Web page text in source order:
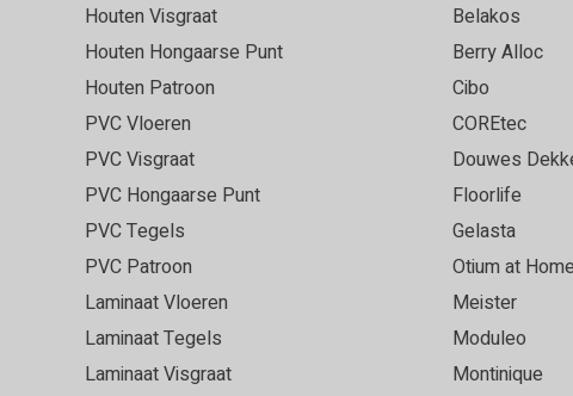
Houten Visgraat
Houten Hongaarse Punt
Houten Patroon
PVC Vloeren
PVC Visgraat
PVC Hongaarse Punt
PVC Tegels
PVC Patroon
Laminaat Vloeren
Laminaat Tegels
Laminaat Visgraat
Belakos
Berry Alloc
Cibo
COREtec
Douwes
Floorlife
Gelasta
Otium at Home
Meister
Moduleo
Montinique